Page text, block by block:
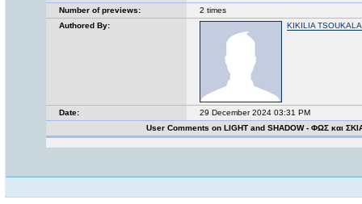
Number of previews:
2 times
Authored By:
KIKILIA TSOUKALA
Date:
29 December 2024 03:31 PM
User Comments on LIGHT and SHADOW - ΦΩΣ και